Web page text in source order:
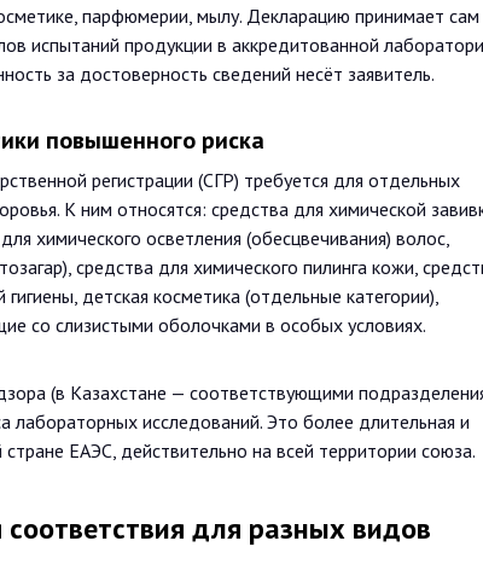
парфюмерии, мылу. Декларацию принимает сам
испытаний продукции в аккредитованной
за достоверность сведений несёт заявитель.
повышенного риска
регистрации (СГР) требуется для отдельных
К ним относятся: средства для химической
химического осветления (обесцвечивания) волос,
средства для химического пилинга кожи,
детская косметика (отдельные категории),
со слизистыми оболочками в особых условиях.
(в Казахстане — соответствующими
лабораторных исследований. Это более длительная и
ЕАЭС, действительно на всей территории союза.
для разных видов